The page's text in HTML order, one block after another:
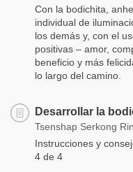
Con la bodichita,
individual de
los demás y, con el
positivas – amor,
beneficio y más
lo largo del camino.
Desarrollar la
Tsenshap Serkong
Instrucciones y
4 de 4